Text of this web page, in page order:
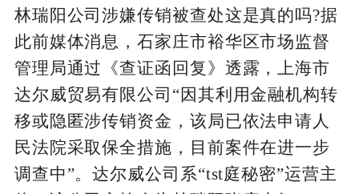
林瑞阳公司涉嫌传销被查处这是真的吗?据
此前媒体消息，石家庄市裕华区市场监督
管理局通过《查证函回复》透露，上海市
达尔威贸易有限公司“因其利用金融机构转
移或隐匿涉传销资金，该局已依法申请人
民法院采取保全措施，目前案件在进一步
调查中”。达尔威公司系“tst庭秘密”运营主